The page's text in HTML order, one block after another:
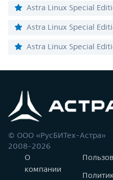
Astra Linux Special
Astra Linux Special
Astra Linux Special
© ООО «РусБИТех-Астра»
2008-2026
О
компании